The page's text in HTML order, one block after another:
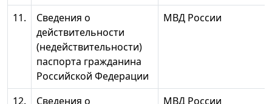
11.
Сведения о
действительности
(недействительности)
паспорта гражданина
Российской Федерации
МВД России
12.
Сведения о
МВД России